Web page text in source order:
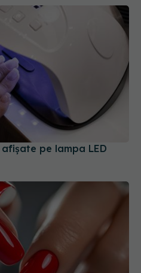
afișate pe lampa LED